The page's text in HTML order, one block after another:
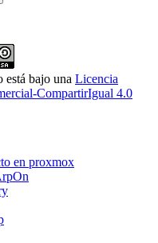
está bajo una Licencia
CompartirIgual 4.0
en proxmox